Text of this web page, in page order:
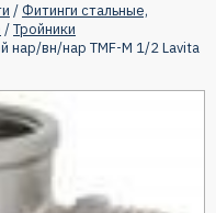
/ Фитинги стальные,
/Тройники
нар/вн/нар TMF-M 1/2 Lavita